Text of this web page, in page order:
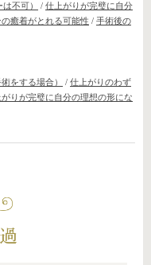
不可）
/ 仕上がりが完璧に自分
癒着がとれる可能性 / 手術後の
をする場合） / 仕上がりのわず
りが完璧に自分の理想の形にな